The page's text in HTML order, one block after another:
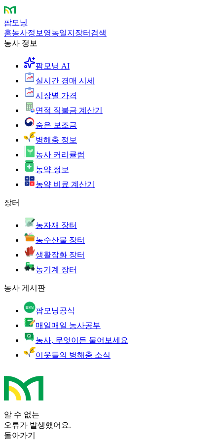
팜모닝
홈농사정보 영농일지 장터 검색
농사 정보
팜모닝 AI
실시간 경매 시세
시장별 가격
면적 직불금 계산기
숨은 보조금
병해충 정보
농사 커리큘럼
농약 정보
농약 비료 계산기
장터
농자재 장터
농수산물 장터
생활잡화 장터
농기계 장터
농사 게시판
팜모닝공식
매일매일 농사공부
농사, 무엇이든 물어보세요
이웃들의 병해충 소식
알 수 없는
오류가 발생했어요.
돌아가기